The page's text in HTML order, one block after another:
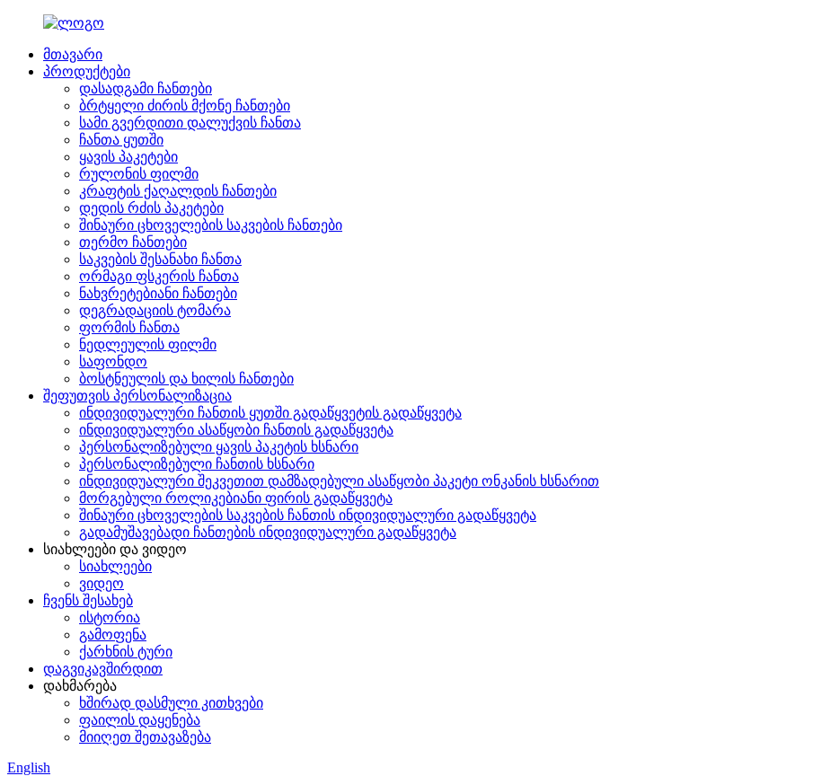
მთავარი
პროდუქტები
დასადგამი ჩანთები
ბრტყელი ძირის მქონე ჩანთები
სამი გვერდითი დალუქვის ჩანთა
ჩანთა ყუთში
ყავის პაკეტები
რულონის ფილმი
კრაფტის ქაღალდის ჩანთები
დედის რძის პაკეტები
შინაური ცხოველების საკვების ჩანთები
თერმო ჩანთები
საკვების შესანახი ჩანთა
ორმაგი ფსკერის ჩანთა
ნახვრეტებიანი ჩანთები
დეგრადაციის ტომარა
ფორმის ჩანთა
ნედლეულის ფილმი
საფონდო
ბოსტნეულის და ხილის ჩანთები
შეფუთვის პერსონალიზაცია
ინდივიდუალური ჩანთის ყუთში გადაწყვეტის გადაწყვეტა
ინდივიდუალური ასაწყობი ჩანთის გადაწყვეტა
პერსონალიზებული ყავის პაკეტის ხსნარი
პერსონალიზებული ჩანთის ხსნარი
ინდივიდუალური შეკვეთით დამზადებული ასაწყობი პაკეტი ონკანის ხსნარით
მორგებული როლიკებიანი ფირის გადაწყვეტა
შინაური ცხოველების საკვების ჩანთის ინდივიდუალური გადაწყვეტა
გადამუშავებადი ჩანთების ინდივიდუალური გადაწყვეტა
სიახლეები და ვიდეო
სიახლეები
ვიდეო
ჩვენს შესახებ
ისტორია
გამოფენა
ქარხნის ტური
დაგვიკავშირდით
დახმარება
ხშირად დასმული კითხვები
ფაილის დაყენება
მიიღეთ შეთავაზება
English